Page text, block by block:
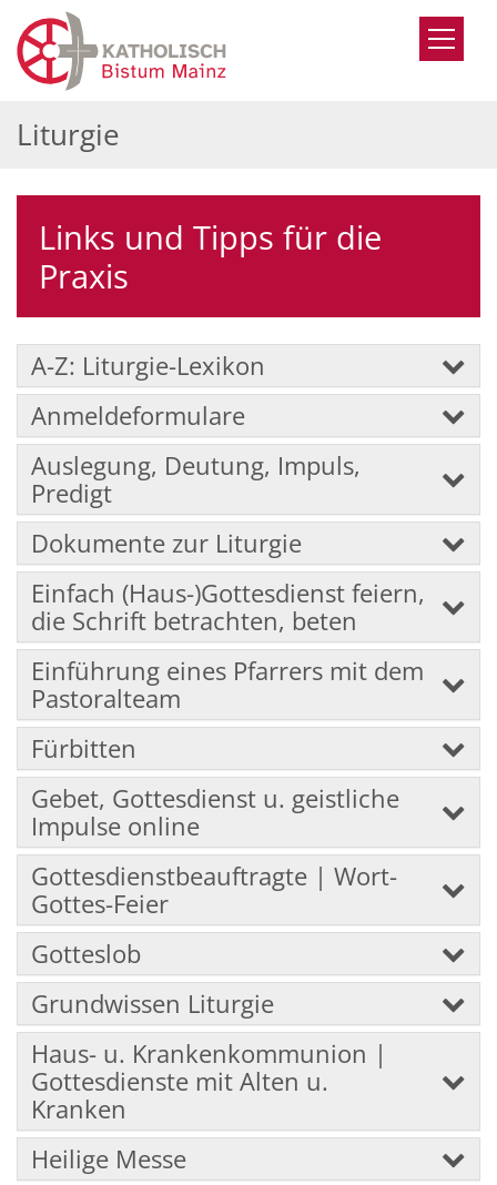
Zum Inhalt springen
Liturgie
Links und Tipps für die
Praxis
A-Z: Liturgie-Lexikon
Anmeldeformulare
Auslegung, Deutung, Impuls,
Predigt
Dokumente zur Liturgie
Einfach (Haus-)Gottesdienst feiern,
die Schrift betrachten, beten
Einführung eines Pfarrers mit dem
Pastoralteam
Fürbitten
Gebet, Gottesdienst u. geistliche
Impulse online
Gottesdienstbeauftragte | Wort-
Gottes-Feier
Gotteslob
Grundwissen Liturgie
Haus- u. Krankenkommunion |
Gottesdienste mit Alten u.
Kranken
Heilige Messe